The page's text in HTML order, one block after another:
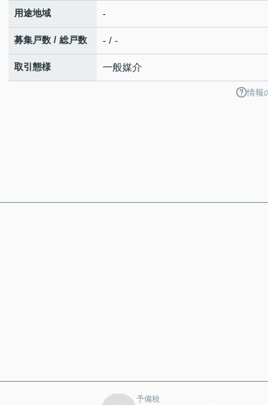
用途地域 -
募集戸数 / 総戸数 - / -
取引態様 一般媒介
情報
予備校